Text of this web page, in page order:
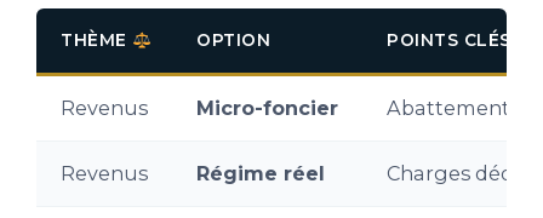
THÈME OPTION POINTS CLÉS
Revenus Micro-foncier Abattement
Revenus Régime réel Charges